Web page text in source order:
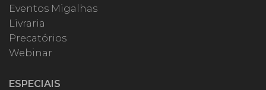
Eventos Migalhas
Livraria
Precatórios
Webinar
ESPECIAIS